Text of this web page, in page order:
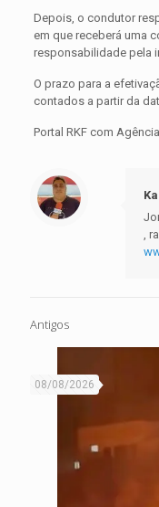
Depois, o condutor
em que receberá uma
responsabilidade pela
O prazo para a
contados a partir da
Portal RKF com
,
Antigos
08/08/2026